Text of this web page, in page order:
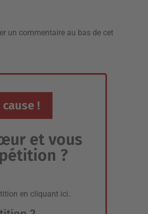
un commentaire au bas de cet
!
et vous
?
en cliquant ici.